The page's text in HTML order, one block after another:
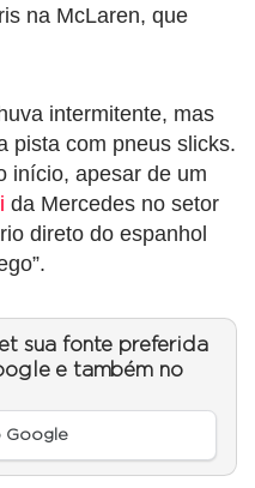
na McLaren, que
intermitente, mas
pista com pneus slicks.
início, apesar de um
da Mercedes no setor
direto do espanhol
sua fonte preferida
e também no
Google